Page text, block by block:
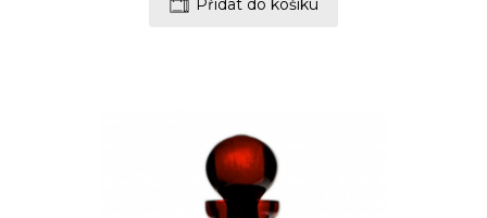
Přidat do košíku